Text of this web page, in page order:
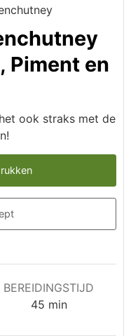
Piment en
ook straks met de
BEREIDINGSTIJD
45 min